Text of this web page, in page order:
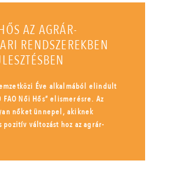
AZ AGRÁR-
RENDSZEREKBEN
Éve alkalmából elindult
Női Hős” elismerésre. Az
nőket ünnepel, akiknek
pozitív változást hoz az agrár-